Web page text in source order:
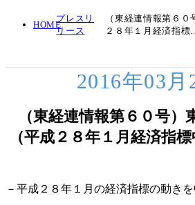
HOME
プレスリ
リース
（東経連情報第６
２８年１月経済指標...
2016年03月
（東経連情報第６０号）
（平成２８年１月経済指
－平成２８年１月の経済指標の動き